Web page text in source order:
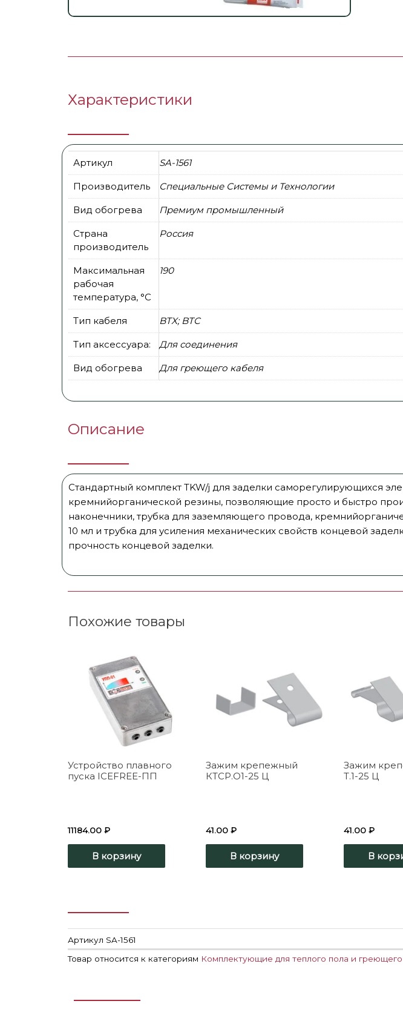
Характеристики
Артикул SA-1561
Производитель Специальные Системы и Технологии
Вид обогрева Премиум промышленный
Страна
производитель
Россия
Максимальная
рабочая
температура, °С
190
Тип кабеля BTX; BTC
Тип аксессуара: Для соединения
Вид обогрева Для греющего кабеля
Описание
Стандартный комплект TKW/j для заделки саморегулирующихся
кремнийорганической резины, позволяющие просто и быстро
наконечники, трубка для заземляющего провода,
10 мл и трубка для усиления механических свойств концевой
прочность концевой заделки.
Похожие товары
Устройство плавного
пуска ICEFREE-ПП
11184.00 ₽
В корзину
Зажим крепежный
КТСР.О1-25 Ц
41.00 ₽
В корзину
Зажим
Т.1-25 Ц
41.00 ₽
В
Артикул SA-1561
Товар относится к категориям Комплектующие для теплого пола и